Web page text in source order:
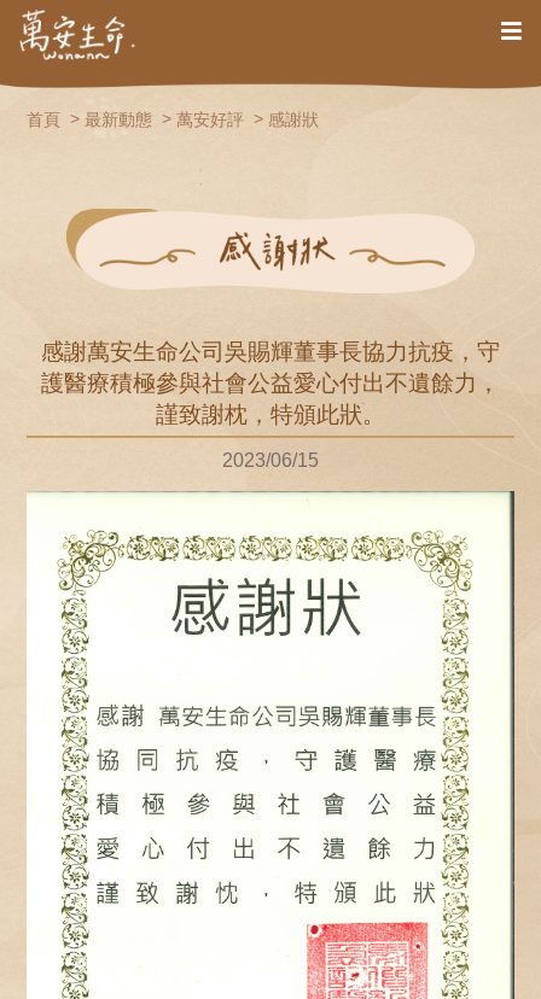
首頁 最新動態 萬安好評 感謝狀
感謝萬安生命公司吳賜輝董事長協力抗疫，守
護醫療積極參與社會公益愛心付出不遺餘力，
謹致謝枕，特頒此狀。
2023/06/15